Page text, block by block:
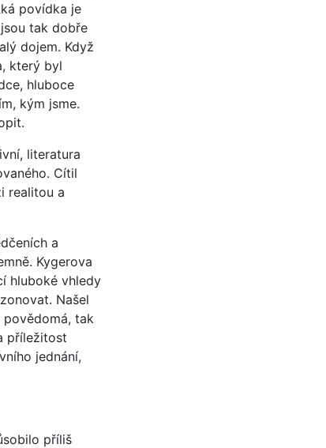
povídka je
tak dobře
dojem. Když
který byl
hluboce
kým jsme.
literatura
Cítil
realitou a
a
Kygerova
hluboké vhledy
Našel
povědomá, tak
příležitost
jednání,
příliš